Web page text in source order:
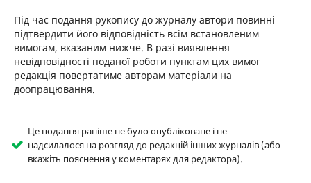
Під час подання рукопису до журналу автори повинні
підтвердити його відповідність всім встановленим
вимогам, вказаним нижче. В разі виявлення
невідповідності поданої роботи пунктам цих вимог
редакція повертатиме авторам матеріали на
доопрацювання.
Це подання раніше не було опубліковане і не
надсилалося на розгляд до редакцій інших журналів (або
вкажіть пояснення у коментарях для редактора).